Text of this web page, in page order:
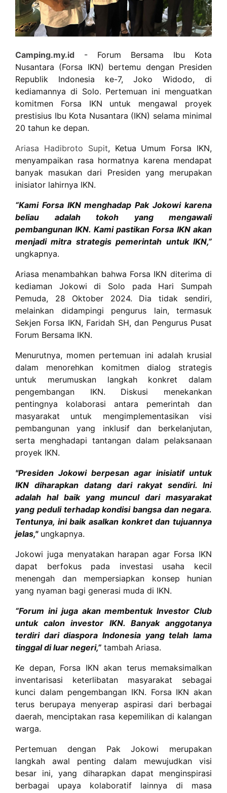
Camping.my.id - Forum Bersama Ibu Kota
Nusantara (Forsa IKN) bertemu dengan Presiden
Republik Indonesia ke-7, Joko Widodo, di
kediamannya di Solo. Pertemuan ini menguatkan
komitmen Forsa IKN untuk mengawal proyek
prestisius Ibu Kota Nusantara (IKN) selama minimal
20 tahun ke depan.
Ariasa Hadibroto Supit, Ketua Umum Forsa IKN,
menyampaikan rasa hormatnya karena mendapat
banyak masukan dari Presiden yang merupakan
inisiator lahirnya IKN.
“Kami Forsa IKN menghadap Pak Jokowi karena
beliau adalah tokoh yang mengawali
pembangunan IKN. Kami pastikan Forsa IKN akan
menjadi mitra strategis pemerintah untuk IKN,”
ungkapnya.
Ariasa menambahkan bahwa Forsa IKN diterima di
kediaman Jokowi di Solo pada Hari Sumpah
Pemuda, 28 Oktober 2024. Dia tidak sendiri,
melainkan didampingi pengurus lain, termasuk
Sekjen Forsa IKN, Faridah SH, dan Pengurus Pusat
Forum Bersama IKN.
Menurutnya, momen pertemuan ini adalah krusial
dalam menorehkan komitmen dialog strategis
untuk merumuskan langkah konkret dalam
pengembangan IKN. Diskusi menekankan
pentingnya kolaborasi antara pemerintah dan
masyarakat untuk mengimplementasikan visi
pembangunan yang inklusif dan berkelanjutan,
serta menghadapi tantangan dalam pelaksanaan
proyek IKN.
"Presiden Jokowi berpesan agar inisiatif untuk
IKN diharapkan datang dari rakyat sendiri. Ini
adalah hal baik yang muncul dari masyarakat
yang peduli terhadap kondisi bangsa dan negara.
Tentunya, ini baik asalkan konkret dan tujuannya
jelas,"ungkapnya.
Jokowi juga menyatakan harapan agar Forsa IKN
dapat berfokus pada investasi usaha kecil
menengah dan mempersiapkan konsep hunian
yang nyaman bagi generasi muda di IKN.
“Forum ini juga akan membentuk Investor Club
untuk calon investor IKN. Banyak anggotanya
terdiri dari diaspora Indonesia yang telah lama
tinggal di luar negeri,” tambah Ariasa.
Ke depan, Forsa IKN akan terus memaksimalkan
inventarisasi keterlibatan masyarakat sebagai
kunci dalam pengembangan IKN. Forsa IKN akan
terus berupaya menyerap aspirasi dari berbagai
daerah, menciptakan rasa kepemilikan di kalangan
warga.
Pertemuan dengan Pak Jokowi merupakan
langkah awal penting dalam mewujudkan visi
besar ini, yang diharapkan dapat menginspirasi
berbagai upaya kolaboratif lainnya di masa